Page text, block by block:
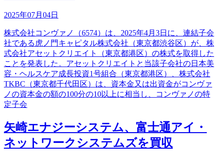
2025年07月04日
株式会社コンヴァノ（6574）は、2025年4月3日に、連結子会
社である虎ノ門キャピタル株式会社（東京都渋谷区）が、株
式会社アセットクリエイト（東京都港区）の株式を取得した
ことを発表した。アセットクリエイトと当該子会社の日本美
容・ヘルスケア成長投資1号組合（東京都港区）、株式会社
TKBC（東京都千代田区）は、資本金又は出資金がコンヴァ
ノの資本金の額の100分の10以上に相当し、コンヴァノの特
定子会
矢崎エナジーシステム、富士通アイ・
ネットワークシステムズを買収